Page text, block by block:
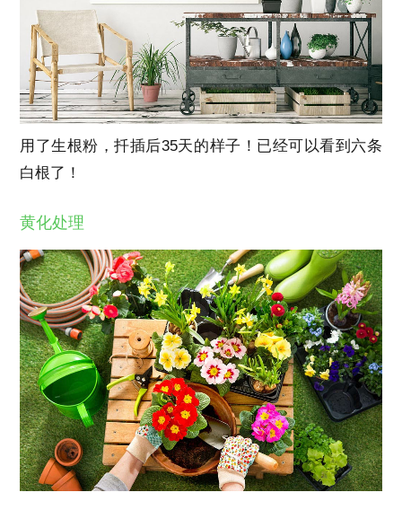
用了生根粉，扦插后35天的样子！已经可以看到六条
白根了！
黄化处理